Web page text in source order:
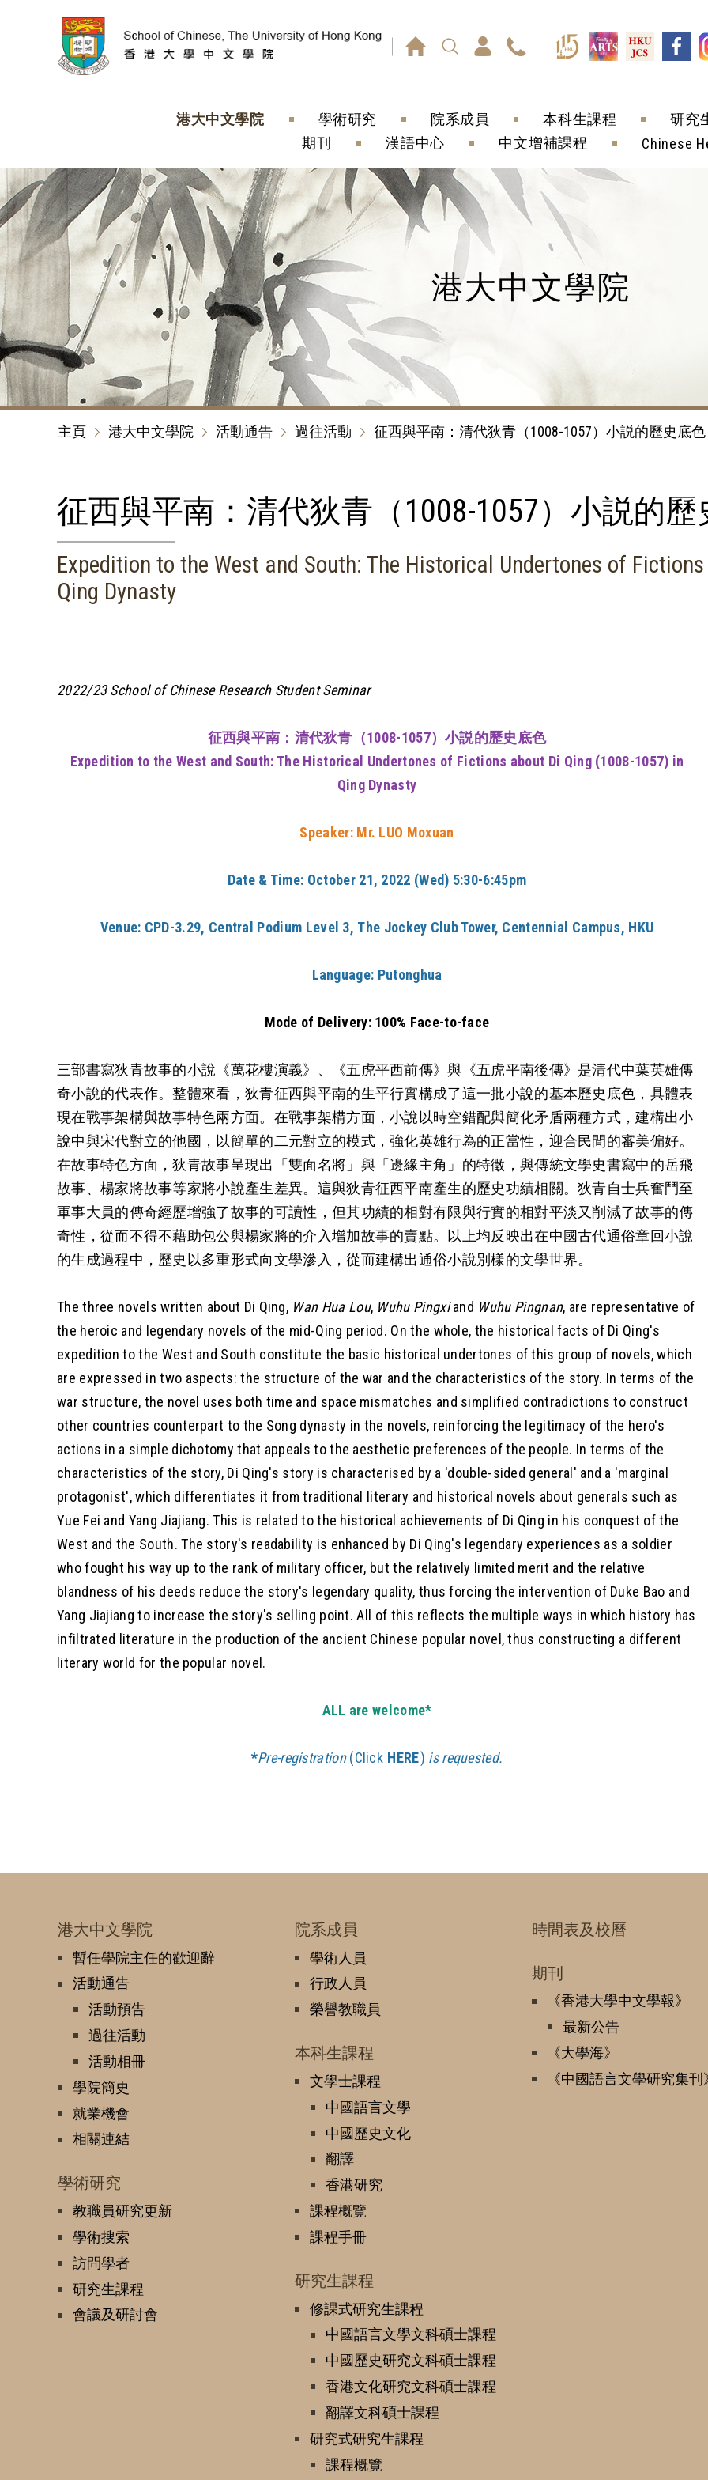
港大中文學院 學術研究 院系成員 本科生課程
研究
期刊
漢語中心 中文增補課程 Chinese
港大中文學院
主頁 港大中文學院 活動通告 過往活動 征西與平南：清代狄青（1008-1057）小説的歷史底色
征西與平南：清代狄青（1008-1057）小説的
Expedition to the West and South: The Historical Undertones of
Qing Dynasty
2022/23 School of Chinese Research Student Seminar
征西與平南：清代狄青（1008-1057）小説的歷史底色
Expedition to the West and South: The Historical Undertones of Fictions about Di Qing (1008-1057) in
Qing Dynasty
Speaker: Mr. LUO Moxuan
Date & Time: October 21, 2022 (Wed) 5:30-6:45pm
Venue: CPD-3.29, Central Podium Level 3, The Jockey Club Tower, Centennial Campus, HKU
Language: Putonghua
Mode of Delivery: 100% Face-to-face
三部書寫狄青故事的小說《萬花樓演義》、《五虎平西前傳》與《五虎平南後傳》是清代中葉英雄傳
奇小說的代表作。整體來看，狄青征西與平南的生平行實構成了這一批小說的基本歷史底色，具體表
現在戰事架構與故事特色兩方面。在戰事架構方面，小說以時空錯配與簡化矛盾兩種方式，建構出小
說中與宋代對立的他國，以簡單的二元對立的模式，強化英雄行為的正當性，迎合民間的審美偏好。
在故事特色方面，狄青故事呈現出「雙面名將」與「邊緣主角」的特徵，與傳統文學史書寫中的岳飛
故事、楊家將故事等家將小說產生差異。這與狄青征西平南產生的歷史功績相關。狄青自士兵奮鬥至
軍事大員的傳奇經歷增強了故事的可讀性，但其功績的相對有限與行實的相對平淡又削減了故事的傳
奇性，從而不得不藉助包公與楊家將的介入增加故事的賣點。以上均反映出在中國古代通俗章回小說
的生成過程中，歷史以多重形式向文學滲入，從而建構出通俗小說別樣的文學世界。
The three novels written about Di Qing, Wan Hua Lou, Wuhu Pingxiand Wuhu Pingnan, are representative of
the heroic and legendary novels of the mid-Qing period. On the whole, the historical facts of Di Qing's
expedition to the West and South constitute the basic historical undertones of this group of novels, which
are expressed in two aspects: the structure of the war and the characteristics of the story. In terms of the
war structure, the novel uses both time and space mismatches and simplified contradictions to construct
other countries counterpart to the Song dynasty in the novels, reinforcing the legitimacy of the hero's
actions in a simple dichotomy that appeals to the aesthetic preferences of the people. In terms of the
characteristics of the story, Di Qing's story is characterised by a 'double-sided general' and a 'marginal
protagonist', which differentiates it from traditional literary and historical novels about generals such as
Yue Fei and Yang Jiajiang. This is related to the historical achievements of Di Qing in his conquest of the
West and the South. The story's readability is enhanced by Di Qing's legendary experiences as a soldier
who fought his way up to the rank of military officer, but the relatively limited merit and the relative
blandness of his deeds reduce the story's legendary quality, thus forcing the intervention of Duke Bao and
Yang Jiajiang to increase the story's selling point. All of this reflects the multiple ways in which history has
infiltrated literature in the production of the ancient Chinese popular novel, thus constructing a different
literary world for the popular novel.
ALL are welcome*
*Pre-registration(Click HERE) is requested.
港大中文學院
暫任學院主任的歡迎辭
活動通告
活動預告
過往活動
活動相冊
學院簡史
就業機會
相關連結
學術研究
教職員研究更新
學術搜索
訪問學者
研究生課程
會議及研討會
院系成員
學術人員
行政人員
榮譽教職員
本科生課程
文學士課程
中國語言文學
中國歷史文化
翻譯
香港研究
課程概覽
課程手冊
研究生課程
修課式研究生課程
中國語言文學文科碩士課程
中國歷史研究文科碩士課程
香港文化研究文科碩士課程
翻譯文科碩士課程
研究式研究生課程
課程概覽
時間表及校曆
期刊
《香港大學中文學報》
最新公告
《大學海》
《中國語言文學研究集刊